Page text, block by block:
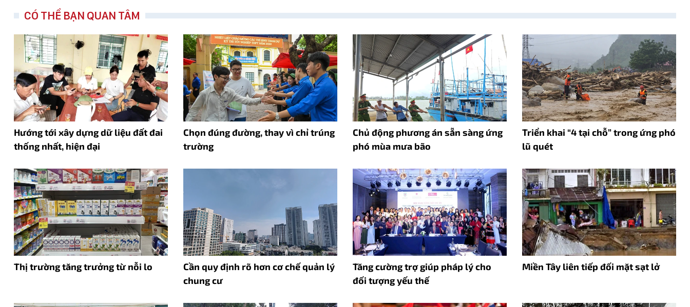
CÓ THỂ BẠN QUAN TÂM
Hướng tới xây dựng dữ liệu đất đai
thống nhất, hiện đại
Chọn đúng đường, thay vì chỉ trúng
trường
Chủ động phương án sẵn sàng ứng
phó mùa mưa bão
Triển khai “4 tại chỗ” trong ứng phó
lũ quét
Thị trường tăng trưởng từ nỗi lo
Cần quy định rõ hơn cơ chế quản lý
chung cư
Tăng cường trợ giúp pháp lý cho
đối tượng yếu thế
Miền Tây liên tiếp đối mặt sạt lở